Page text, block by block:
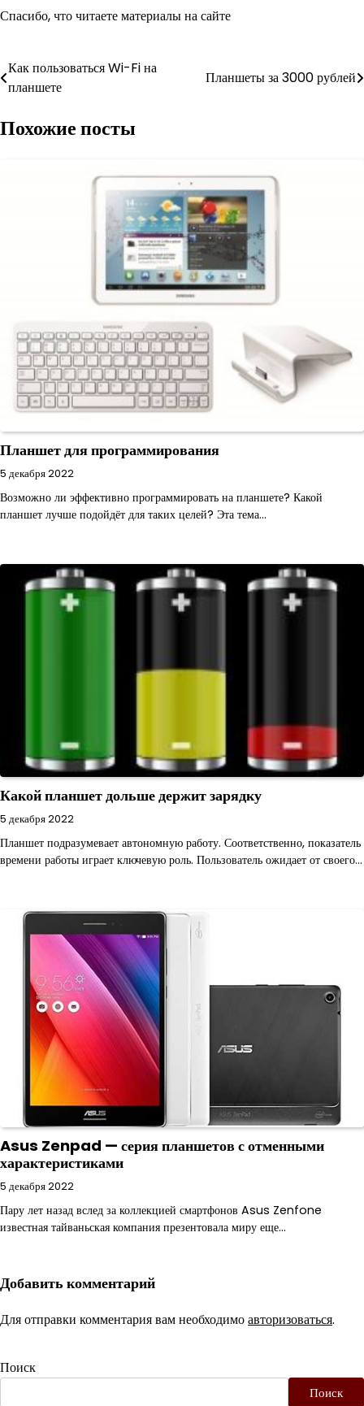
Спасибо, что читаете материалы на сайте
Навигация
записям
Как пользоваться Wi-Fi на
планшете
Планшеты за 3000 рублей
Похожие посты
Планшет для программирования
5 декабря 2022
Возможно ли эффективно программировать на планшете? Какой
планшет лучше подойдёт для таких целей? Эта тема…
Какой планшет дольше держит зарядку
5 декабря 2022
Планшет подразумевает автономную работу. Соответственно, показатель
времени работы играет ключевую роль. Пользователь ожидает от своего…
Asus Zenpad — серия планшетов с отменными
характеристиками
5 декабря 2022
Пару лет назад вслед за коллекцией смартфонов Asus Zenfone
известная тайваньская компания презентовала миру еще…
Добавить комментарий
Для отправки комментария вам необходимоавторизоваться.
Поиск
Поиск